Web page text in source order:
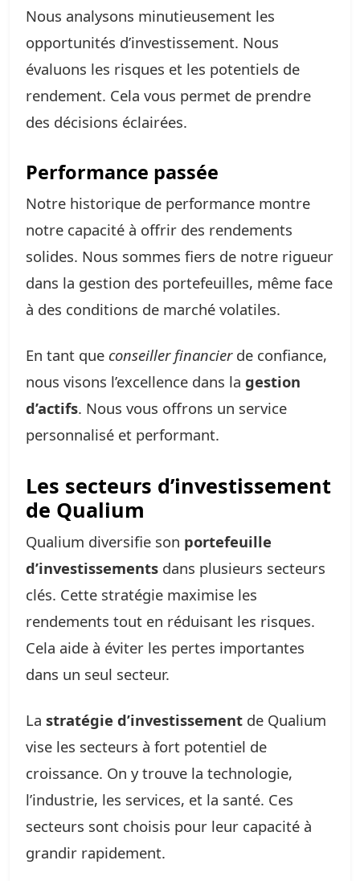
Nous analysons minutieusement les
opportunités d’investissement. Nous
évaluons les risques et les potentiels de
rendement. Cela vous permet de prendre
des décisions éclairées.
Performance passée
Notre historique de performance montre
notre capacité à offrir des rendements
solides. Nous sommes fiers de notre rigueur
dans la gestion des portefeuilles, même face
à des conditions de marché volatiles.
En tant que conseiller financierde confiance,
nous visons l’excellence dans la gestion
d’actifs. Nous vous offrons un service
personnalisé et performant.
Les secteurs d’investissement
de Qualium
Qualium diversifie son portefeuille
d’investissements dans plusieurs secteurs
clés. Cette stratégie maximise les
rendements tout en réduisant les risques.
Cela aide à éviter les pertes importantes
dans un seul secteur.
La stratégie d’investissement de Qualium
vise les secteurs à fort potentiel de
croissance. On y trouve la technologie,
l’industrie, les services, et la santé. Ces
secteurs sont choisis pour leur capacité à
grandir rapidement.